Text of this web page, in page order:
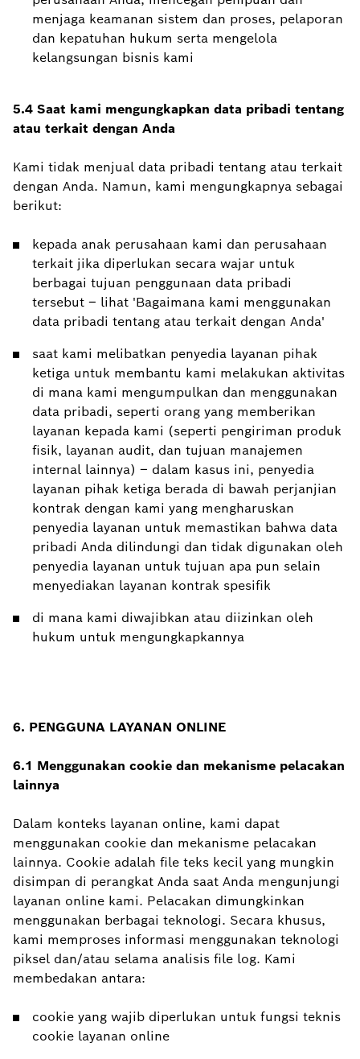
menjaga keamanan sistem dan proses, pelaporan
dan kepatuhan hukum serta mengelola
kelangsungan bisnis kami
5.4 Saat kami mengungkapkan data pribadi tentang
atau terkait dengan Anda
Kami tidak menjual data pribadi tentang atau terkait
dengan Anda. Namun, kami mengungkapnya sebagai
berikut:
kepada anak perusahaan kami dan perusahaan
terkait jika diperlukan secara wajar untuk
berbagai tujuan penggunaan data pribadi
tersebut – lihat 'Bagaimana kami menggunakan
data pribadi tentang atau terkait dengan Anda'
saat kami melibatkan penyedia layanan pihak
ketiga untuk membantu kami melakukan aktivitas
di mana kami mengumpulkan dan menggunakan
data pribadi, seperti orang yang memberikan
layanan kepada kami (seperti pengiriman produk
fisik, layanan audit, dan tujuan manajemen
internal lainnya) – dalam kasus ini, penyedia
layanan pihak ketiga berada di bawah perjanjian
kontrak dengan kami yang mengharuskan
penyedia layanan untuk memastikan bahwa data
pribadi Anda dilindungi dan tidak digunakan oleh
penyedia layanan untuk tujuan apa pun selain
menyediakan layanan kontrak spesifik
di mana kami diwajibkan atau diizinkan oleh
hukum untuk mengungkapkannya
6. PENGGUNA LAYANAN ONLINE
6.1 Menggunakan cookie dan mekanisme pelacakan
lainnya
Dalam konteks layanan online, kami dapat
menggunakan cookie dan mekanisme pelacakan
lainnya. Cookie adalah file teks kecil yang mungkin
disimpan di perangkat Anda saat Anda mengunjungi
layanan online kami. Pelacakan dimungkinkan
menggunakan berbagai teknologi. Secara khusus,
kami memproses informasi menggunakan teknologi
piksel dan/atau selama analisis file log. Kami
membedakan antara:
cookie yang wajib diperlukan untuk fungsi teknis
cookie layanan online